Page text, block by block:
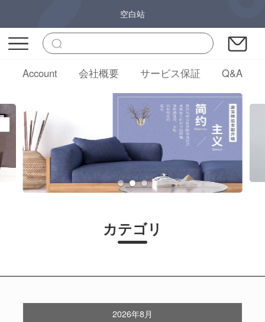
空白站
Account 会社概要 サービス保証 Q&A
カテゴリ
2026年8月